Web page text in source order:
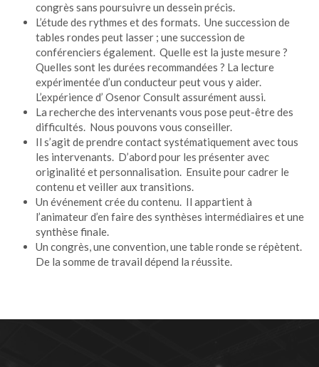
congrès sans poursuivre un dessein précis.
L’étude des rythmes et des formats. Une succession de
tables rondes peut lasser ; une succession de
conférenciers également. Quelle est la juste mesure ?
Quelles sont les durées recommandées ? La lecture
expérimentée d’un conducteur peut vous y aider.
L’expérience d’ Osenor Consult assurément aussi.
La recherche des intervenants vous pose peut-être des
difficultés. Nous pouvons vous conseiller.
Il s’agit de prendre contact systématiquement avec tous
les intervenants. D’abord pour les présenter avec
originalité et personnalisation. Ensuite pour cadrer le
contenu et veiller aux transitions.
Un événement crée du contenu. Il appartient à
l’animateur d’en faire des synthèses intermédiaires et une
synthèse finale.
Un congrès, une convention, une table ronde se répètent.
De la somme de travail dépend la réussite.